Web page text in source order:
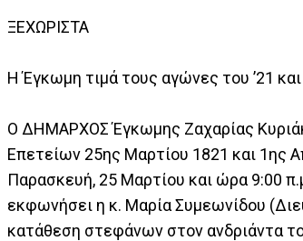
ΞΕΧΩΡΙΣΤΑ
Η Έγκωμη τιμά τους αγώνες του ’21 και
Ο ΔΗΜΑΡΧΟΣ Έγκωμης Ζαχαρίας
Επετείων 25ης Μαρτίου 1821 και 1ης
Παρασκευή, 25 Μαρτίου και ώρα 9:00
εκφωνήσει η κ. Μαρία Συμεωνίδου
κατάθεση στεφάνων στον ανδριάντα